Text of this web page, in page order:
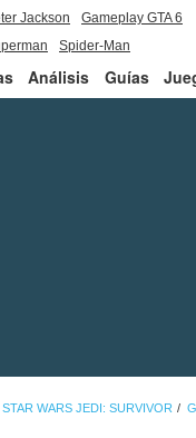
Jackson
Gameplay GTA 6
Spider-Man
Análisis Guías
STAR WARS JEDI: SURVIVOR